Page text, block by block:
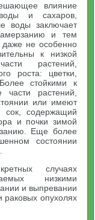
влияние
и сахаров,
воды заключает
и тем
даже не особенно
к низкой
растений,
роста: цветки,
стойкими к
части растений,
или имеют
сок, содержащий
и почки зимой
Еще более
состоянии
случаях
низкими
и выпревании
раковых опухолях